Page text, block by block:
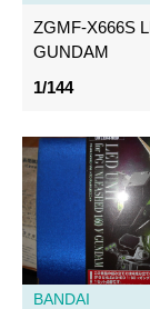
ZGMF-X666S
GUNDAM
1/144
BANDAI